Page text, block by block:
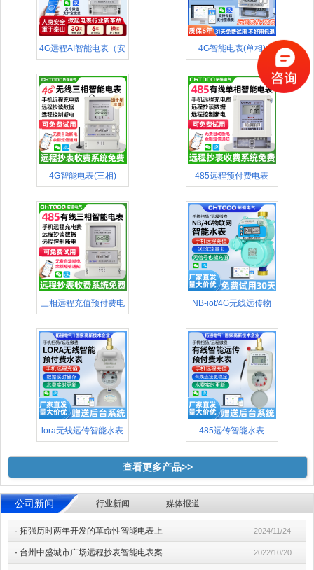
4G远程AI智能电表（安 4G智能电表(单相)
4G智能电表(三相) 485远程预付费电表
三相远程充值预付费电 NB-iot/4G无线远传物
lora无线远传智能水表 485远传智能水表
查看更多产品>>
公司新闻 行业新闻 媒体报道
· 拓强历时两年开发的革命性智能电表上 2024/11/24
· 台州中盛城市广场远程抄表智能电表案 2022/10/20